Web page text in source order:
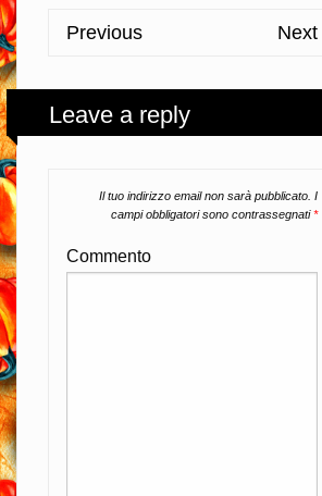
Previous Next
Leave a reply
Il tuo indirizzo email non sarà pubblicato. I
campi obbligatori sono contrassegnati*
Commento